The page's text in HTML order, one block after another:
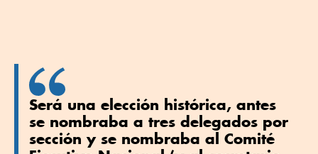
Será una elección histórica, antes
se nombraba a tres delegados por
sección y se nombraba al Comité